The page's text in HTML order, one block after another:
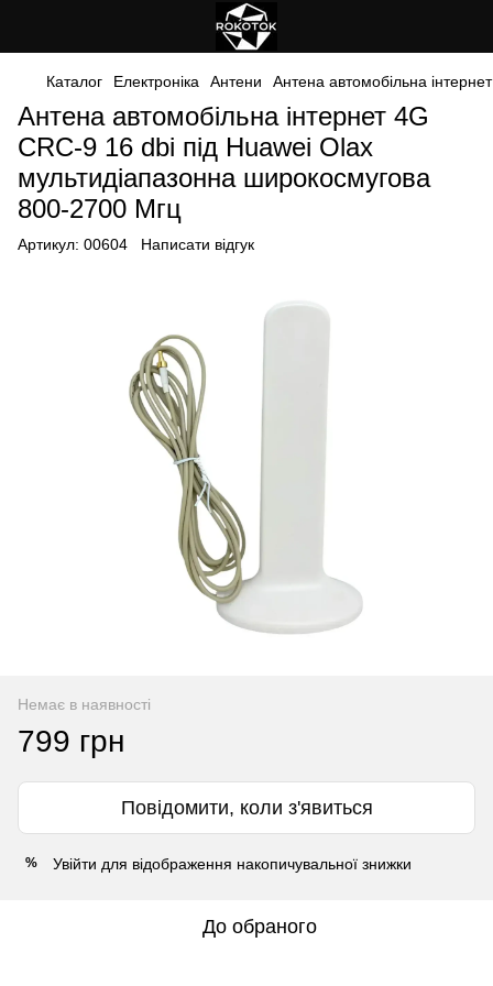
Каталог Електроніка Антени Антена автомобільна
Антена автомобільна інтернет 4G
CRC-9 16 dbi під Huawei Olax
мультидіапазонна широкосмугова
800-2700 Мгц
Артикул: 00604 Написати відгук
Немає в наявності
799 грн
Повідомити, коли з'явиться
% Увійти для відображення накопичувальної знижки
До обраного